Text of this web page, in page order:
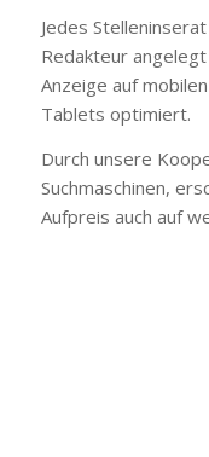
Jedes
Redakteur
Anzeige auf
Tablets optimiert.
Durch unsere
Suchmaschinen,
Aufpreis auch auf